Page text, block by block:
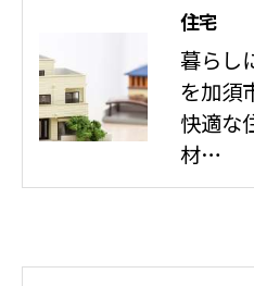
住宅
暮らし
を加須
快適な
材…